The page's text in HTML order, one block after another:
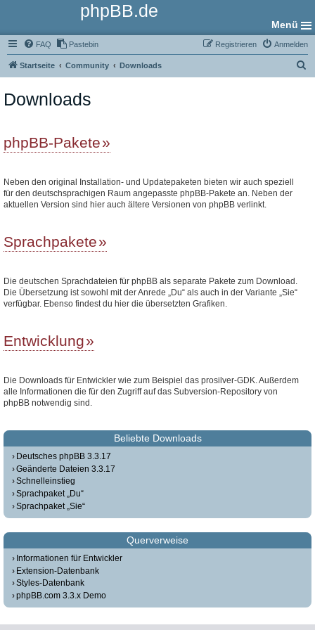
phpBB.de
Menü
FAQ Pastebin Anmelden
Registrieren
Startseite Community Downloads
Downloads
phpBB-Pakete
Neben den original Installation- und Updatepaketen bieten wir auch speziell
für den deutschsprachigen Raum angepasste phpBB-Pakete an. Neben der
aktuellen Version sind hier auch ältere Versionen von phpBB verlinkt.
Sprachpakete
Die deutschen Sprachdateien für phpBB als separate Pakete zum Download.
Die Übersetzung ist sowohl mit der Anrede „Du“ als auch in der Variante „Sie“
verfügbar. Ebenso findest du hier die übersetzten Grafiken.
Entwicklung
Die Downloads für Entwickler wie zum Beispiel das prosilver-GDK. Außerdem
alle Informationen die für den Zugriff auf das Subversion-Repository von
phpBB notwendig sind.
Beliebte Downloads
Deutsches phpBB 3.3.17
Geänderte Dateien 3.3.17
Schnelleinstieg
Sprachpaket „Du“
Sprachpaket „Sie“
Querverweise
Informationen für Entwickler
Extension-Datenbank
Styles-Datenbank
phpBB.com 3.3.x Demo